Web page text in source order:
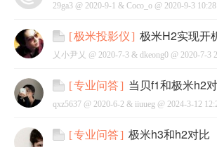
29ga3 @ 2020-9-1 & Coco_o @ 2020-9-3 10:28
[极米投影仪] 极米H2实现开
乂小尹乂 @ 2020-7-3 & dkeong0 @ 2020-7-3
[专业问答] 当贝f1和极米h2
qxz5637 @ 2020-6-2 & iiuueg @ 2024-3-12
[专业问答] 极米h3和h2对比